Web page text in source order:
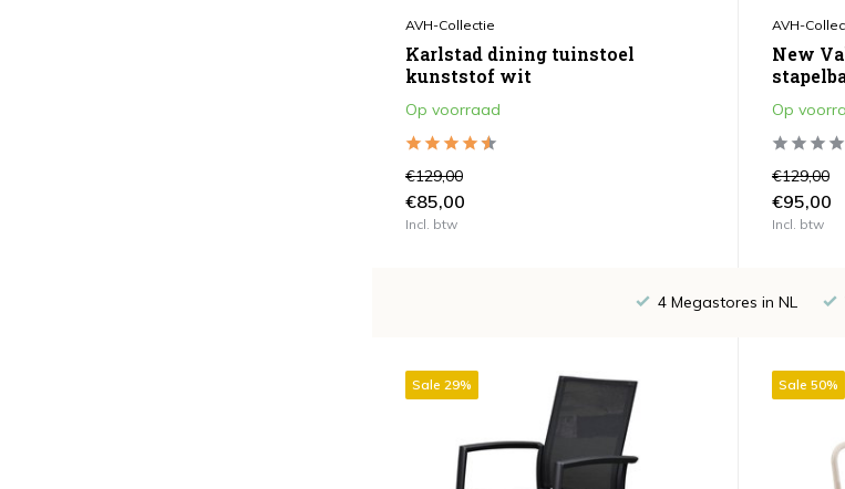
AVH-Collectie
Karlstad dining tuinstoel
kunststof wit
Op voorraad
€129,00
€85,00
Incl. btw
AVH-
New
Op
€129,00
€95,00
Incl. btw
4 Megastores in NL
Sale 29% Sale 50%